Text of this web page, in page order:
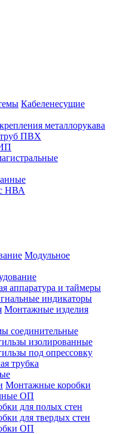
Кабеленесущие
металлорукава
труб ПВХ
НВА
Модульное
аппаратура и таймеры
индикаторы
Монтажные изделия
соединительные
изолированные
под опрессовку
трубка
Монтажные коробки
ОП
для полых стен
для твердых стен
ОП